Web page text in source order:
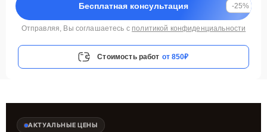
Бесплатная консультация -25%
Отправляя, Вы соглашаетесь с политикой конфиденциальности
Стоимость работ от 850₽
АКТУАЛЬНЫЕ ЦЕНЫ